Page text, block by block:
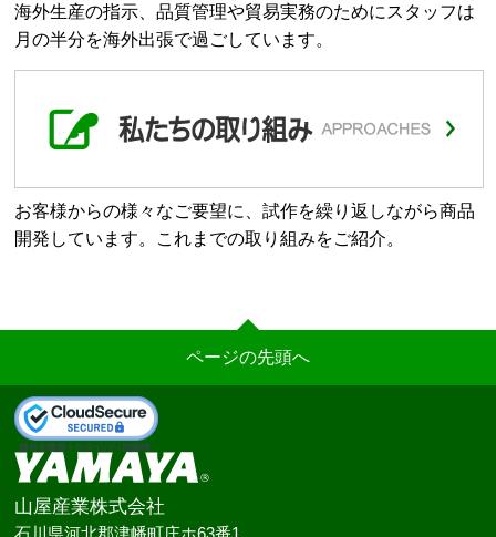
海外生産の指示、品質管理や貿易実務のためにスタッフは
月の半分を海外出張で過ごしています。
お客様からの様々なご要望に、試作を繰り返しながら商品
開発しています。これまでの取り組みをご紹介。
ページの先頭へ
山屋産業株式会社
石川県河北郡津幡町庄ホ63番1